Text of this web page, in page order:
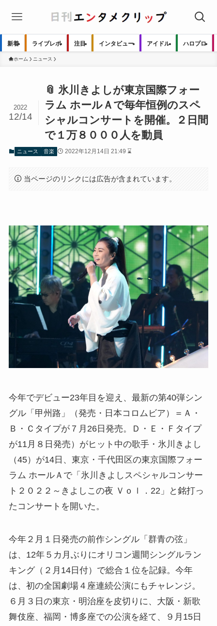
新着 ライブレポ 注目 インタビュー アイドル ハロプロ
ホーム ニュース
📎 氷川きよしが東京国際フォー
ラム ホールＡで毎年恒例のスペ
シャルコンサートを開催。２日間
で１万８０００人を動員
2022
12/14
ニュース 音楽 2022年12月14日 21:49 ⌛
当ページのリンクには広告が含まれています。
今年でデビュー23年目を迎え、最新の第40弾シン
グル「甲州路」（発売・日本コロムビア）＝Ａ・
Ｂ・Ｃタイプが７月26日発売。Ｄ・Ｅ・Ｆタイプ
が11月８日発売）がヒット中の歌手・氷川きよし
（45）が14日、東京・千代田区の東京国際フォー
ラム ホールＡで「氷川きよしスペシャルコンサー
ト２０２２～きよしこの夜 Ｖｏｌ．22」と銘打っ
たコンサートを開いた。
今年２月１日発売の前作シングル「群青の弦」
は、12年５カ月ぶりにオリコン週間シングルラン
キング（２月14日付）で総合１位を記録。今年
は、初の全国劇場４座連続公演にもチャレンジ。
６月３日の東京・明治座を皮切りに、大阪・新歌
舞伎座、福岡・博多座での公演を経て、９月15日